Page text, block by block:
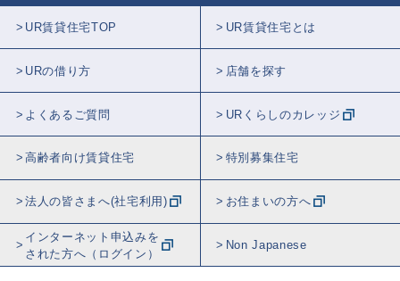
UR賃貸住宅TOP UR賃貸住宅とは
URの借り方 店舗を探す
よくあるご質問 URくらしのカレッジ
高齢者向け賃貸住宅 特別募集住宅
法人の皆さまへ(社宅利用) お住まいの方へ
インターネット申込みを
された方へ（ログイン）
Non Japanese